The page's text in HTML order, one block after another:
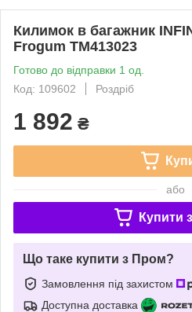
Килимок в багажник
Frogum TM413023
Готово до відправки 1 од.
Код: 109602
Роздріб
1 892 ₴
або
Купити з
Що таке купити з Пром?
Замовлення під захистом
Доступна доставка